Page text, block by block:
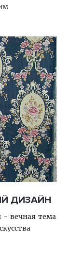
ДИЗАЙН
- вечная тема